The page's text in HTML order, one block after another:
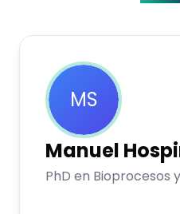
MS
Manuel
PhD en Bioprocesos